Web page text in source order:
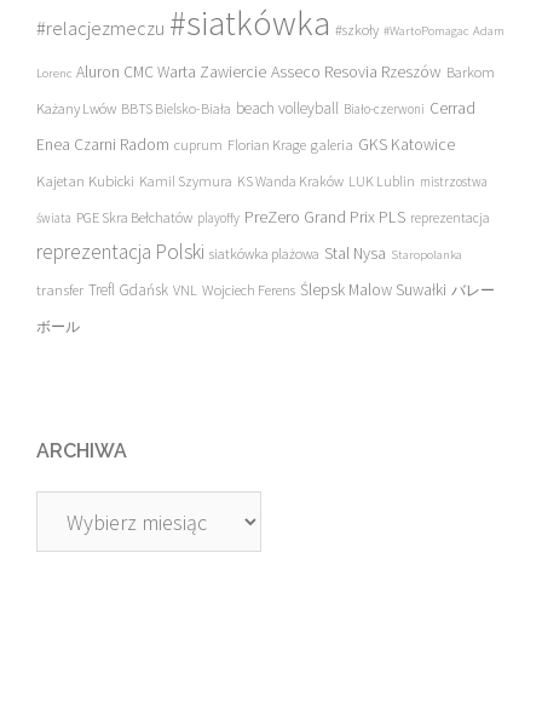
#relacjezmeczu #siatkówka #szkoły #WartoPomagac Adam
Lorenc Aluron CMC Warta Zawiercie Asseco Resovia Rzeszów Barkom
Każany Lwów BBTS Bielsko-Biała beach volleyball Biało-czerwoni Cerrad
Enea Czarni Radom cuprum Florian Krage galeria GKS Katowice
Kajetan Kubicki Kamil Szymura KS Wanda Kraków LUK Lublin mistrzostwa
świata PGE Skra Bełchatów playoffy PreZero Grand Prix PLS reprezentacja
reprezentacja Polski siatkówka plażowa Stal Nysa Staropolanka
transfer Trefl Gdańsk VNL Wojciech Ferens Ślepsk Malow Suwałki バレー
ボール
ARCHIWA
Archiwa